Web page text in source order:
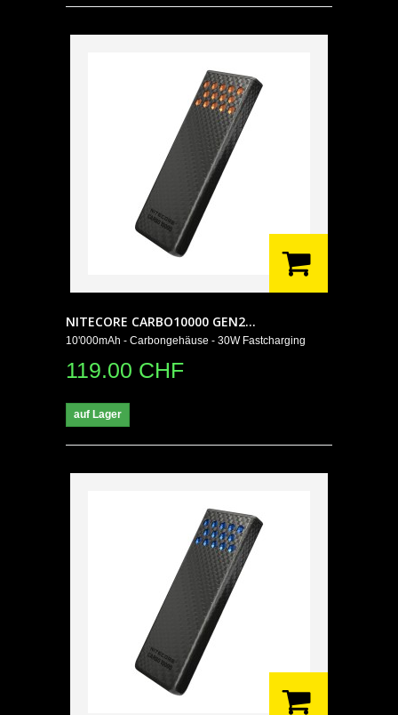
NITECORE CARBO10000 GEN2...
10'000mAh - Carbongehäuse - 30W Fastcharging
119.00 CHF
auf Lager